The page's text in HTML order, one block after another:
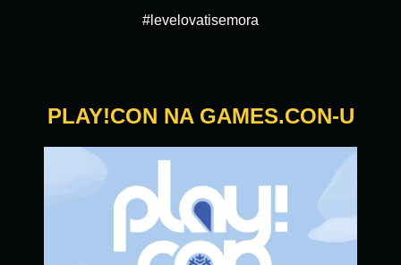
#levelovatisemora
PLAY!CON NA GAMES.CON-U